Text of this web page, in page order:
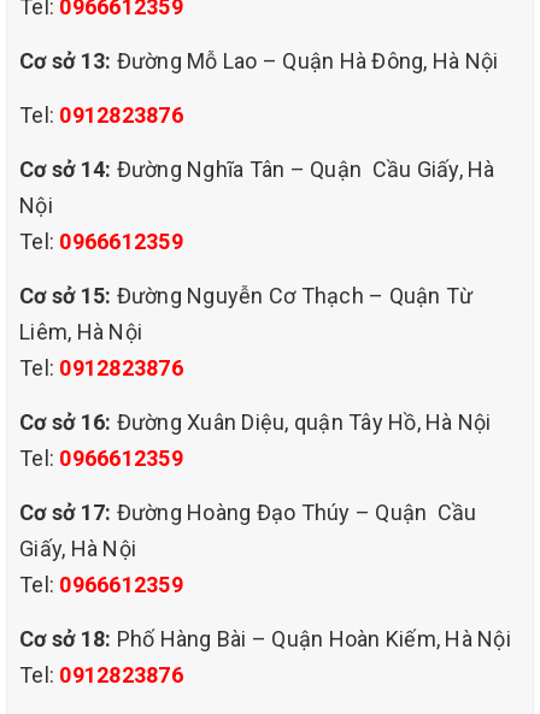
Tăng cường chất lượng giấc ngủ
Với một chiếc đệm ngủ thơm mát, sạch sẽ, không có
và thoải mái hơn, không còn phải lo lắng về các tác
nhân ảnh hưởng đến sức khỏe của mình. Vì vậy, vệ
sinh đệm là việc làm vô cùng cần thiết để nâng cao
chất lượng cuộc sống của bạn và gia đình.Chiếc đệm
sạch sẽ sẽ giúp bạn có giấc ngủ thoải mái hơn
Tel: 0966612359
Cơ sở 13: Đường Mỗ Lao – Quận Hà Đông, Hà Nội
Tel: 0912823876
Cơ sở 14: Đường Nghĩa Tân – Quận Cầu Giấy, Hà
Nội
Tel: 0966612359
Cơ sở 15: Đường Nguyễn Cơ Thạch – Quận Từ
Liêm, Hà Nội
Tel: 0912823876
Cơ sở 16: Đường Xuân Diệu, quận Tây Hồ, Hà Nội
Tel: 0966612359
Cơ sở 17: Đường Hoàng Đạo Thúy – Quận Cầu
Giấy, Hà Nội
Tel: 0966612359
Cơ sở 18: Phố Hàng Bài – Quận Hoàn Kiếm, Hà Nội
Tel: 0912823876